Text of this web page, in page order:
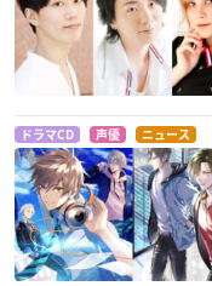
ドラマCD 声優 ニュース